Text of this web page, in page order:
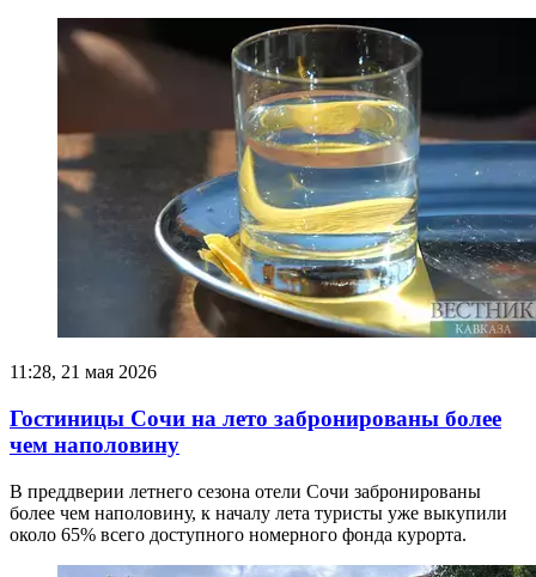
11:28, 21 мая 2026
Гостиницы Сочи на лето забронированы более
чем наполовину
В преддверии летнего сезона отели Сочи забронированы
более чем наполовину, к началу лета туристы уже выкупили
около 65% всего доступного номерного фонда курорта.